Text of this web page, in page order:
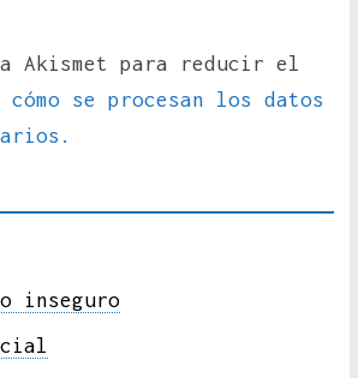
Akismet para reducir el
cómo se procesan los datos
inseguro